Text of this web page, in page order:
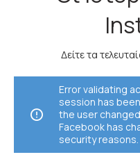
Δείτε τα
Error validating
session has
the user
Facebook has
security reasons.